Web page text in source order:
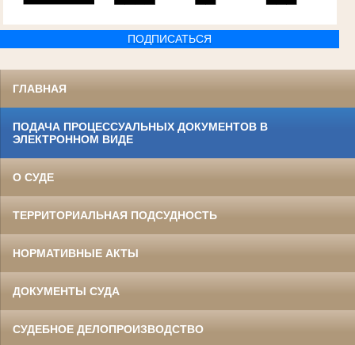
ПОДПИСАТЬСЯ
ГЛАВНАЯ
ПОДАЧА ПРОЦЕССУАЛЬНЫХ ДОКУМЕНТОВ В
ЭЛЕКТРОННОМ ВИДЕ
О СУДЕ
ТЕРРИТОРИАЛЬНАЯ ПОДСУДНОСТЬ
НОРМАТИВНЫЕ АКТЫ
ДОКУМЕНТЫ СУДА
СУДЕБНОЕ ДЕЛОПРОИЗВОДСТВО